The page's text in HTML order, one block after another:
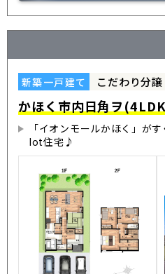
新築一戸建て こだわり分譲
かほく市内日角ヲ
「イオンモールかほく」が
Iot住宅♪